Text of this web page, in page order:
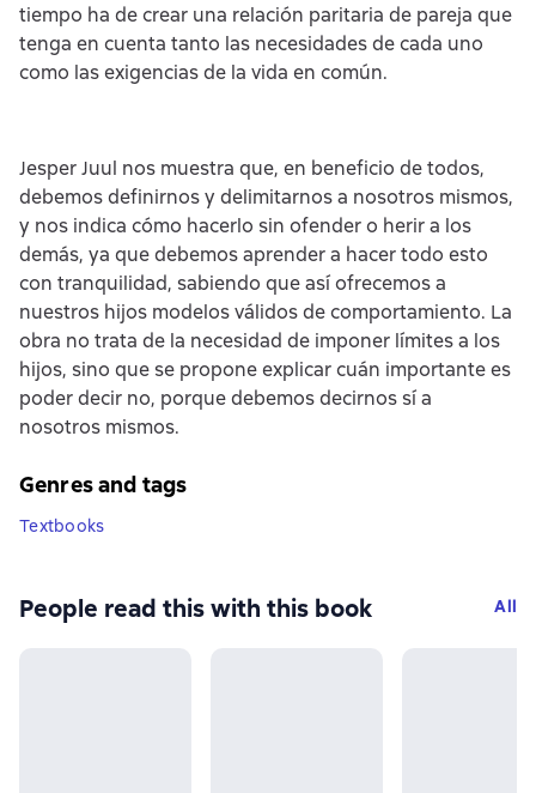
tiempo ha de crear una relación paritaria de pareja que
tenga en cuenta tanto las necesidades de cada uno
como las exigencias de la vida en común.
Jesper Juul nos muestra que, en beneficio de todos,
debemos definirnos y delimitarnos a nosotros mismos,
y nos indica cómo hacerlo sin ofender o herir a los
demás, ya que debemos aprender a hacer todo esto
con tranquilidad, sabiendo que así ofrecemos a
nuestros hijos modelos válidos de comportamiento. La
obra no trata de la necesidad de imponer límites a los
hijos, sino que se propone explicar cuán importante es
poder decir no, porque debemos decirnos sí a
nosotros mismos.
Genres and tags
Textbooks
People read this with this book All